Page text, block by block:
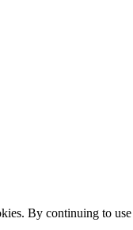
By continuing to